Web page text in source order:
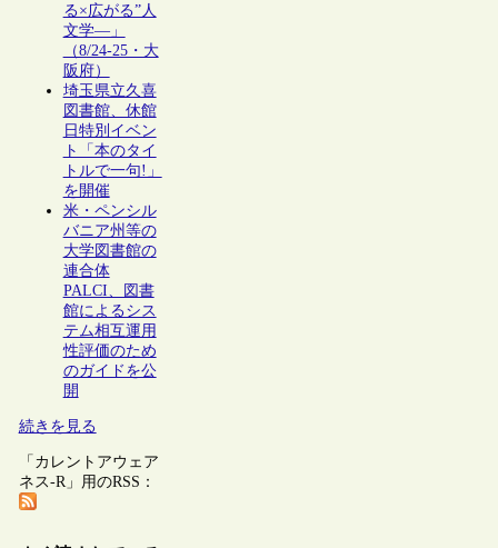
る×広がる”人
文学―」
（8/24-25・大
阪府）
埼玉県立久喜
図書館、休館
日特別イベン
ト「本のタイ
トルで一句!」
を開催
米・ペンシル
バニア州等の
大学図書館の
連合体
PALCI、図書
館によるシス
テム相互運用
性評価のため
のガイドを公
開
続きを見る
「カレントアウェア
ネス-R」用のRSS：